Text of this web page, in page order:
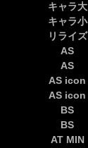
キャラ大
キャラ小
リライズ
AS
AS
AS icon
AS icon
BS
BS
AT MIN